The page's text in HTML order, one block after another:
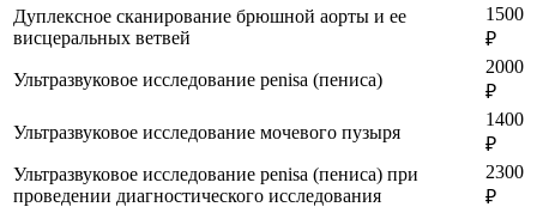
Дуплексное сканирование брюшной аорты и ее
висцеральных ветвей
1500
₽
Ультразвуковое исследование penisa (пениса)
2000
₽
Ультразвуковое исследование мочевого пузыря
1400
₽
Ультразвуковое исследование penisa (пениса) при
проведении диагностического исследования
2300
₽